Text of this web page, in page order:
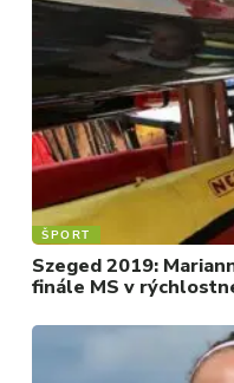
ŠPORT
Szeged 2019:
finále MS v